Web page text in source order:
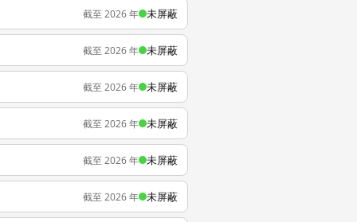
截至 2026 年 未屏蔽
截至 2026 年 未屏蔽
截至 2026 年 未屏蔽
截至 2026 年 未屏蔽
截至 2026 年 未屏蔽
截至 2026 年 未屏蔽